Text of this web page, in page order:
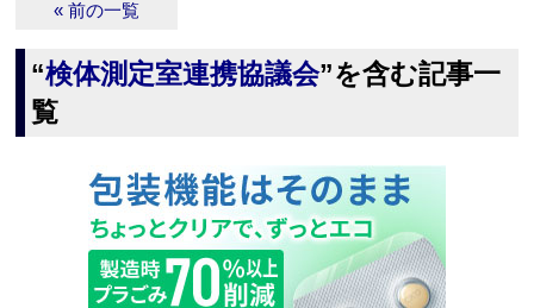
« 前の一覧
“検体測定室連携協議会”を含む記事一
覧